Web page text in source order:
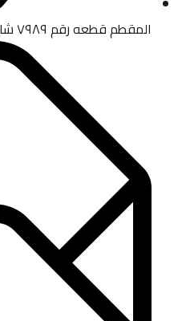
المقطم قطعه رقم ٧٩٨٩ شارع المدينة المنورة